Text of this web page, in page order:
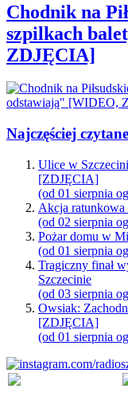
Chodnik na
szpilkach
ZDJĘCIA]
Najczęściej czytane
Ulice w
[ZDJĘCIA]
(od 01 sierpnia
Akcja ratunkowa
(od 02 sierpnia
Pożar domu w
(od 01 sierpnia
Tragiczny finał
Szczecinie
(od 03 sierpnia
Owsiak:
[ZDJĘCIA]
(od 01 sierpnia